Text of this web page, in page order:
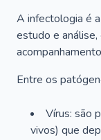
A infectologia é
estudo e
Entre os
Vírus: são
vivos) que